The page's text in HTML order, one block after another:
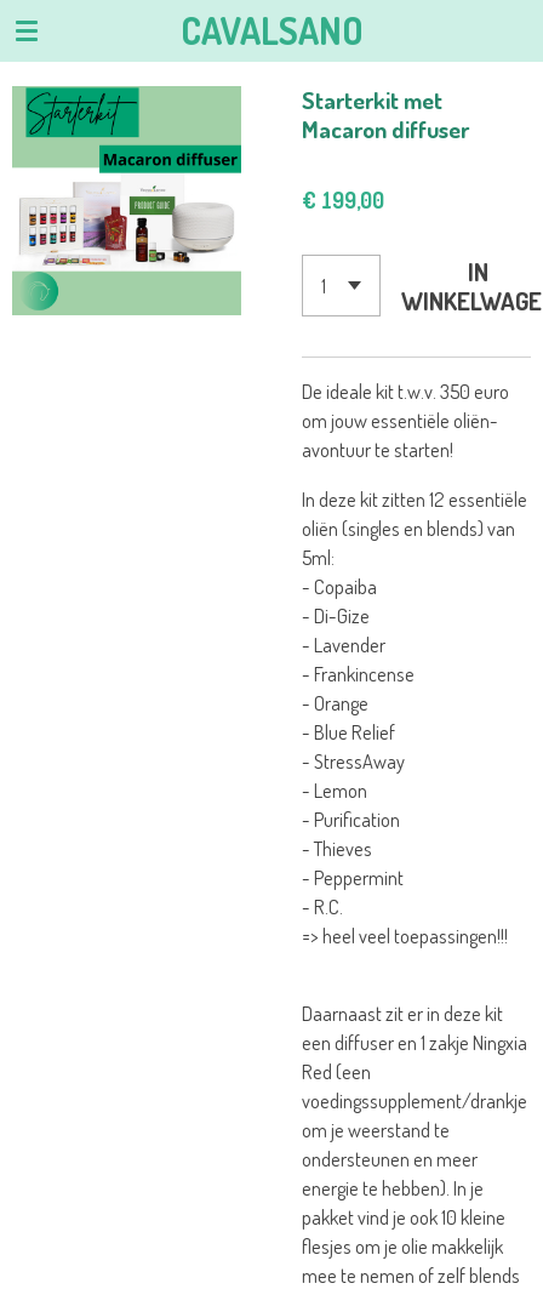
Ga
naar
de
hoofdinhoud
CAVALSANO
Starterkit met
Macaron diffuser
€ 199,00
IN
De ideale kit t.w.v. 350 euro
om jouw essentiële oliën-
avontuur te starten!
In deze kit zitten 12 essentiële
oliën (singles en blends) van
5ml:
- Copaiba
- Di-Gize
- Lavender
- Frankincense
- Orange
- Blue Relief
- StressAway
- Lemon
- Purification
- Thieves
- Peppermint
- R.C.
=> heel veel toepassingen!!!
Daarnaast zit er in deze kit
een diffuser en 1 zakje Ningxia
Red (een
voedingssupplement/drankje
om je weerstand te
ondersteunen en meer
energie te hebben). In je
pakket vind je ook 10 kleine
flesjes om je olie makkelijk
mee te nemen of zelf blends